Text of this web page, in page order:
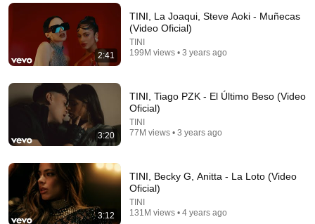
Esta canción será otro éxito, amo
Vamos Tini <3.
2:41
TINI, La Joaqui, Steve Aoki - Muñecas
(Video Oficial)
TINI
199M views • 3 years ago
3:20
TINI, Tiago PZK - El Último Beso (Video
Oficial)
TINI
77M views • 3 years ago
3:12
TINI, Becky G, Anitta - La Loto (Video
Oficial)
TINI
131M views • 4 years ago